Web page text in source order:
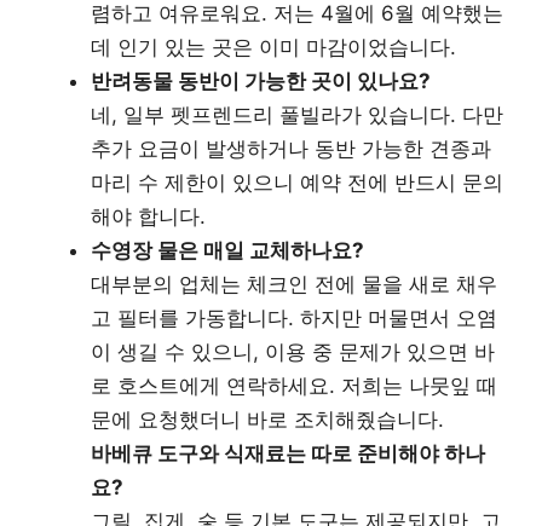
렴하고 여유로워요. 저는 4월에 6월 예약했는
데 인기 있는 곳은 이미 마감이었습니다.
반려동물 동반이 가능한 곳이 있나요?
네, 일부 펫프렌드리 풀빌라가 있습니다. 다만
추가 요금이 발생하거나 동반 가능한 견종과
마리 수 제한이 있으니 예약 전에 반드시 문의
해야 합니다.
수영장 물은 매일 교체하나요?
대부분의 업체는 체크인 전에 물을 새로 채우
고 필터를 가동합니다. 하지만 머물면서 오염
이 생길 수 있으니, 이용 중 문제가 있으면 바
로 호스트에게 연락하세요. 저희는 나뭇잎 때
문에 요청했더니 바로 조치해줬습니다.
바베큐 도구와 식재료는 따로 준비해야 하나
요?